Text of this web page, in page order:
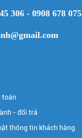
306 - 0908 678 075
toán
- đổi trả
thông tin khách hàng